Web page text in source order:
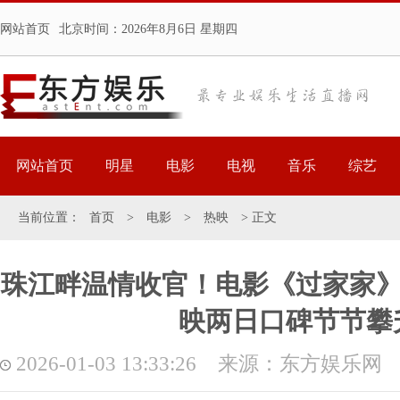
网站首页 北京时间： 2026年8月6日 星期四
网站首页 明星 电影 电视 音乐 综艺
当前位置： 首页 > 电影 > 热映 > 正文
珠江畔温情收官！电影《过家家
映两日口碑节节攀
2026-01-03 13:33:26 来源：东方娱乐网